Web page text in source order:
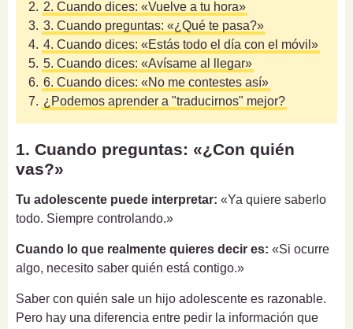
2. 2. Cuando dices: «Vuelve a tu hora»
3. 3. Cuando preguntas: «¿Qué te pasa?»
4. 4. Cuando dices: «Estás todo el día con el móvil»
5. 5. Cuando dices: «Avísame al llegar»
6. 6. Cuando dices: «No me contestes así»
7. ¿Podemos aprender a "traducirnos" mejor?
1. Cuando preguntas: «¿Con quién
vas?»
Tu adolescente puede interpretar: «Ya quiere saberlo
todo. Siempre controlando.»
Cuando lo que realmente quieres decir es: «Si ocurre
algo, necesito saber quién está contigo.»
Saber con quién sale un hijo adolescente es razonable.
Pero hay una diferencia entre pedir la información que